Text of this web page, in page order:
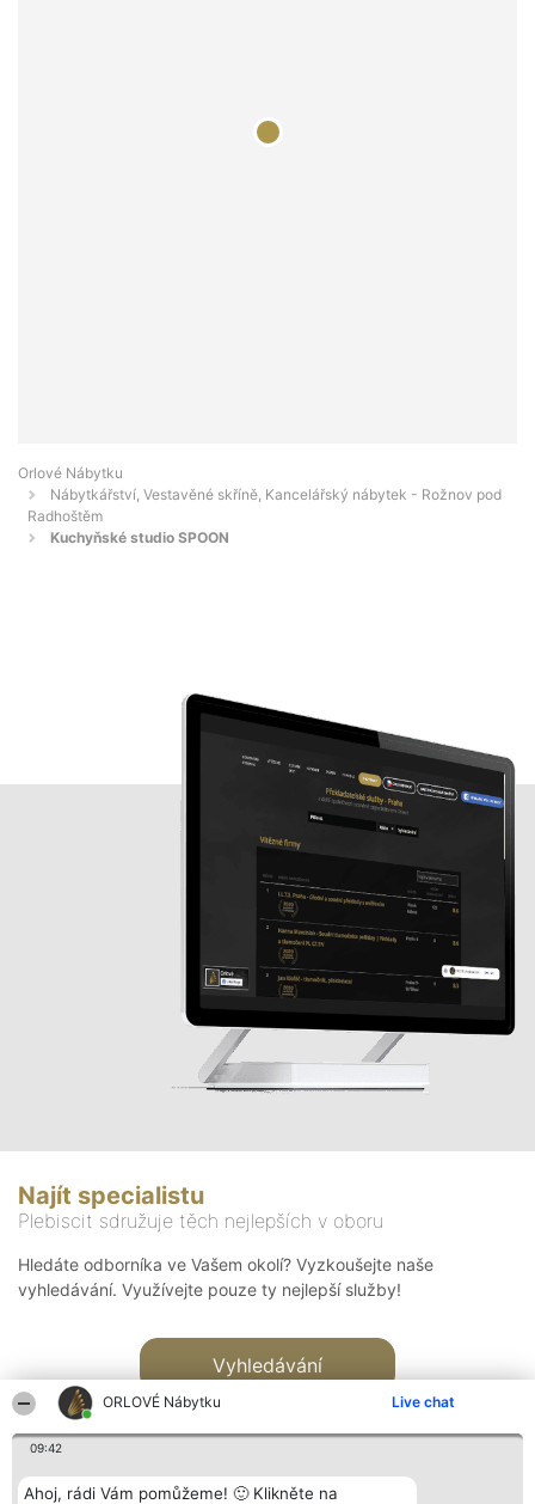
ORLOVÉ Nábytku Live chat
09:42
Ahoj, rádi Vám pomůžeme! 🙂 Klikněte na
Orlové Nábytku
Nábytkářství, Vestavěné skříně, Kancelářský nábytek - Rožnov pod
Radhoštěm
Kuchyňské studio SPOON
Najít specialistu
Plebiscit sdružuje těch nejlepších v oboru
Hledáte odborníka ve Vašem okolí? Vyzkoušejte naše
vyhledávání. Využívejte pouze ty nejlepší služby!
Vyhledávání